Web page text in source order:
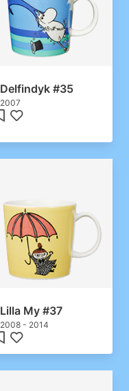
Delfindyk #35
2007
Lilla My #37
2008 - 2014